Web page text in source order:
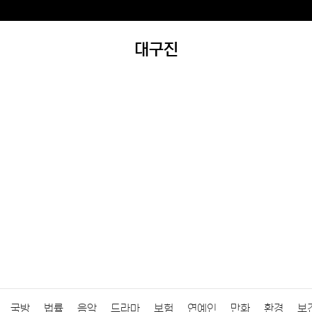
대구진
국방 법률 음악 드라마 보험 연예인 만화 환경 보